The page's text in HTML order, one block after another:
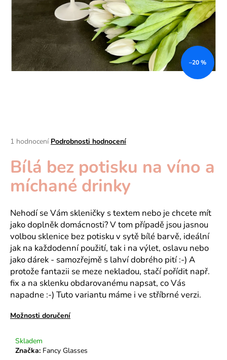
Průměrné
produktu
je
z
hvězdiček.
1 hodnocení Podrobnosti hodnocení
Bílá bez potisku na víno a
míchané drinky
Nehodí se Vám skleničky s textem nebo je chcete mít
jako doplněk domácnosti? V tom případě jsou jasnou
volbou sklenice bez potisku v sytě bílé barvě, ideální
jak na každodenní použití, tak i na výlet, oslavu nebo
jako dárek - samozřejmě s lahví dobrého pití :-) A
protože fantazii se meze nekladou, stačí pořídit např.
fix a na sklenku obdarovanému napsat, co Vás
napadne :-) Tuto variantu máme i ve stříbrné verzi.
Možnosti doručení
Skladem
Značka: Fancy Glasses
–20 %
a
í
t
?
D
o
p
o
u
č
u
j
e
m
e
BRIDE
TO
II.JAKOST
299